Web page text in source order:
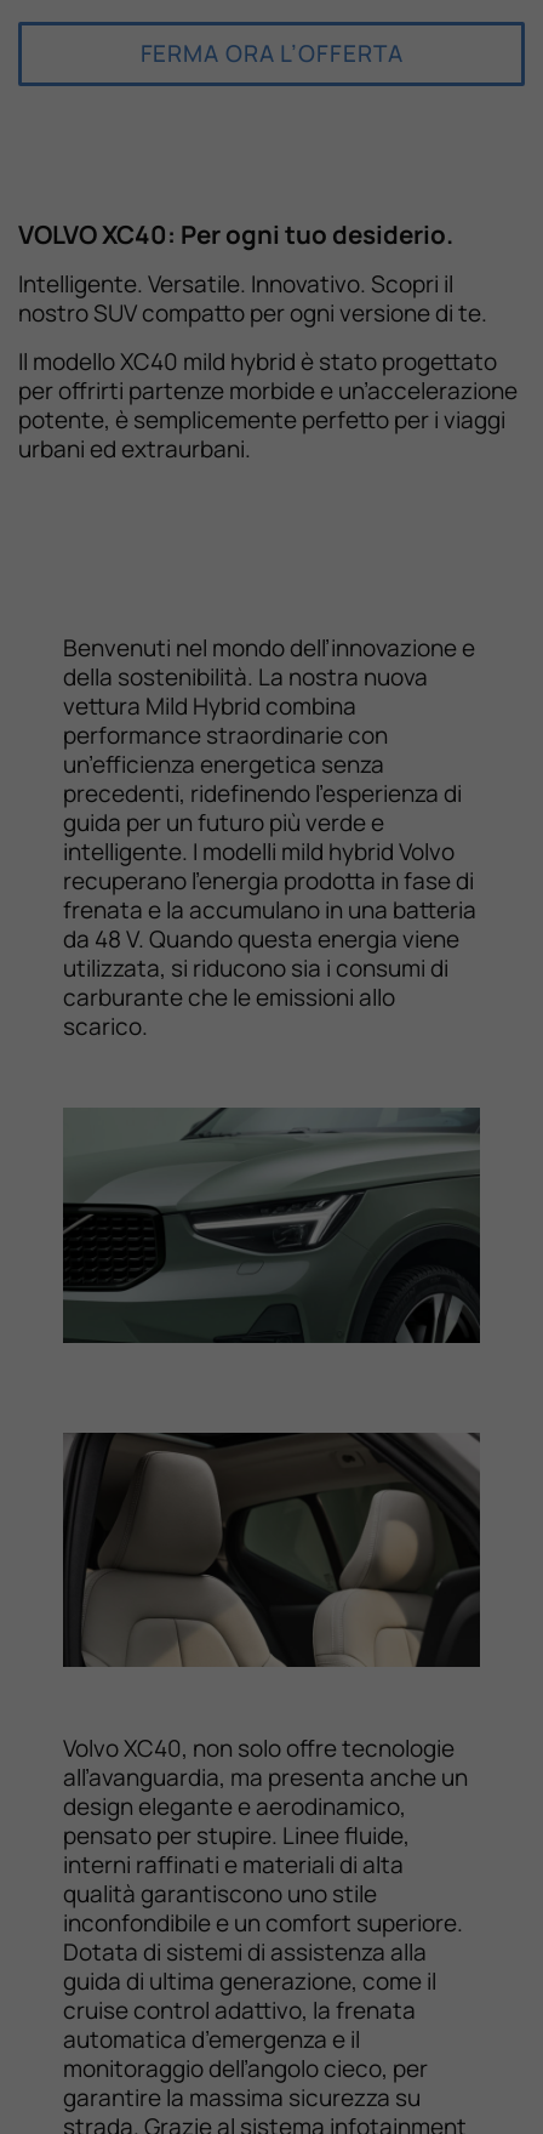
FERMA ORA L’OFFERTA
VOLVO XC40: Per ogni tuo desiderio.
Intelligente. Versatile. Innovativo. Scopri il
nostro SUV compatto per ogni versione di te.
Il modello XC40 mild hybrid è stato progettato
per offrirti partenze morbide e un’accelerazione
potente, è semplicemente perfetto per i viaggi
urbani ed extraurbani.
Benvenuti nel mondo dell’innovazione e
della sostenibilità. La nostra nuova
vettura Mild Hybrid combina
performance straordinarie con
un’efficienza energetica senza
precedenti, ridefinendo l’esperienza di
guida per un futuro più verde e
intelligente. I modelli mild hybrid Volvo
recuperano l’energia prodotta in fase di
frenata e la accumulano in una batteria
da 48 V. Quando questa energia viene
utilizzata, si riducono sia i consumi di
carburante che le emissioni allo
scarico.
Volvo XC40, non solo offre tecnologie
all’avanguardia, ma presenta anche un
design elegante e aerodinamico,
pensato per stupire. Linee fluide,
interni raffinati e materiali di alta
qualità garantiscono uno stile
inconfondibile e un comfort superiore.
Dotata di sistemi di assistenza alla
guida di ultima generazione, come il
cruise control adattivo, la frenata
automatica d’emergenza e il
monitoraggio dell’angolo cieco, per
garantire la massima sicurezza su
strada. Grazie al sistema infotainment